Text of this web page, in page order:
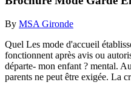
By MSA Gironde
Quel Les mode d'accueil
fonctionnent après avis ou
départe- mon enfant ? mental.
parents ne peut être exigée. La